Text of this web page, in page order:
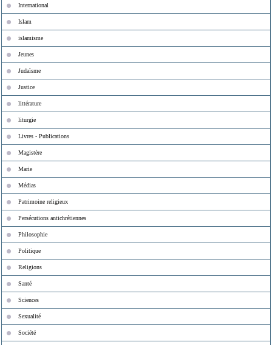
International
Islam
islamisme
Jeunes
Judaïsme
Justice
littérature
liturgie
Livres - Publications
Magistère
Marie
Médias
Patrimoine religieux
Persécutions antichrétiennes
Philosophie
Politique
Religions
Santé
Sciences
Sexualité
Société